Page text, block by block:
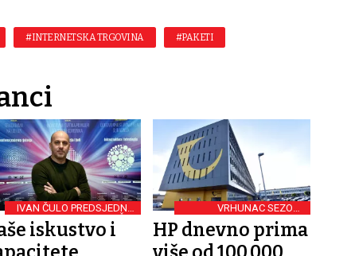
#INTERNETSKA TRGOVINA #PAKETI
IVAN ČULO PREDSJEDNIK
UPRAVE HRVATSKE POŠTE
iskustvo i
VRHUNAC SEZONE
PAKETA
HP dnevno prima